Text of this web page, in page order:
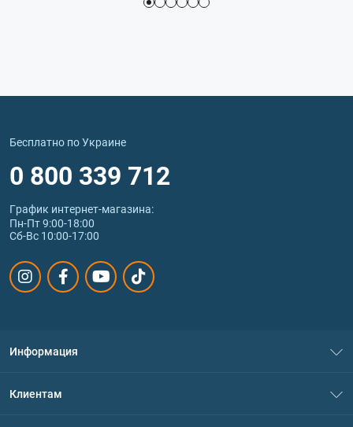
Бесплатно по Украине
0 800 339 712
График интернет‑магазина:
Пн-Пт 9:00-18:00
Сб-Вс 10:00-17:00
Информация
Клиентам